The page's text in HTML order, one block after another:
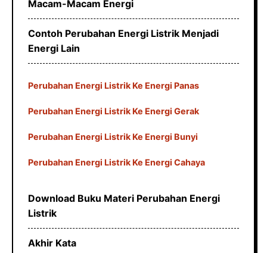
Macam-Macam Energi
Contoh Perubahan Energi Listrik Menjadi
Energi Lain
Perubahan Energi Listrik Ke Energi Panas
Perubahan Energi Listrik Ke Energi Gerak
Perubahan Energi Listrik Ke Energi Bunyi
Perubahan Energi Listrik Ke Energi Cahaya
Download Buku Materi Perubahan Energi
Listrik
Akhir Kata